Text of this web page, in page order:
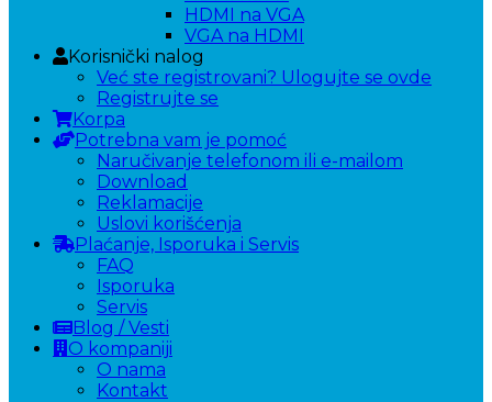
HDMI na VGA
VGA na HDMI
Korisnički nalog
Već ste registrovani? Ulogujte se ovde
Registrujte se
Korpa
Potrebna vam je pomoć
Naručivanje telefonom ili e-mailom
Download
Reklamacije
Uslovi korišćenja
Plaćanje, Isporuka i Servis
FAQ
Isporuka
Servis
Blog / Vesti
O kompaniji
O nama
Kontakt